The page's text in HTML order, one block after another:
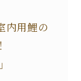
内用鯉の